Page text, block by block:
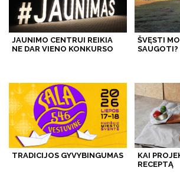
JAUNIMO CENTRUI REIKIA
NE DAR VIENO KONKURSO
ŠVĘSTI
SAUGOTI?
TRADICIJOS GYVYBINGUMAS
KAI
RECEPTĄ